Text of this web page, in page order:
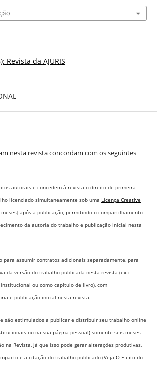
Revista da AJURIS
nesta revista concordam com os seguintes
autorais e concedem à revista o direito de primeira
licenciado simultaneamente sob uma Licença Creative
após a publicação, permitindo o compartilhamento
da autoria do trabalho e publicação inicial nesta
para assumir contratos adicionais separadamente, para
da versão do trabalho publicada nesta revista (ex.:
ou como capítulo de livro), com
e publicação inicial nesta revista.
são estimulados a publicar e distribuir seu trabalho online
ou na sua página pessoal) somente seis meses
na Revista, já que isso pode gerar alterações produtivas,
e a citação do trabalho publicado (Veja O Efeito do